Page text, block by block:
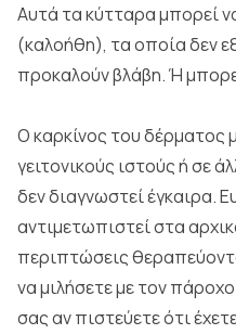
Αυτά τα κύτταρα μπορεί να
(καλοήθη), τα οποία δεν
προκαλούν βλάβη. Ή
Ο καρκίνος του δέρματος
γειτονικούς ιστούς ή σε
δεν διαγνωστεί έγκαιρα.
αντιμετωπιστεί στα
περιπτώσεις
να μιλήσετε με τον
σας αν πιστεύετε ότι